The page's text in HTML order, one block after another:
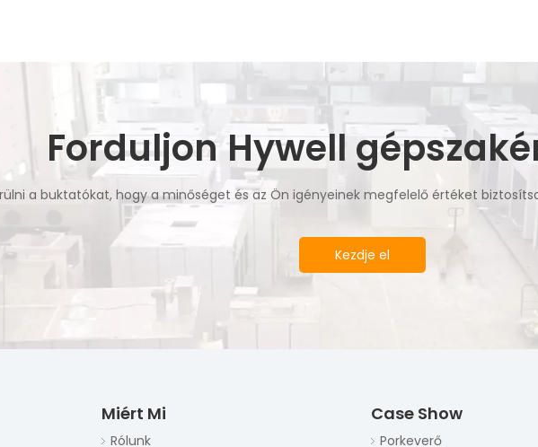
Forduljon Hywell
a buktatókat, hogy a minőséget és az Ön igényeinek megfelelő értéket
Kezdje el
Miért Mi
Rólunk
Case Show
Porkeverő